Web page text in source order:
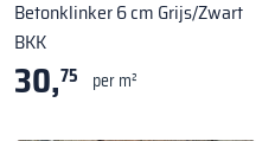
Betonklinker 6 cm Grijs/Zwart
BKK
30,75 per m²